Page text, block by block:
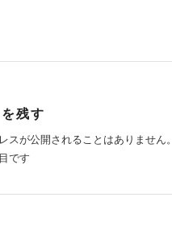
残す
スが公開されることはありません。
です